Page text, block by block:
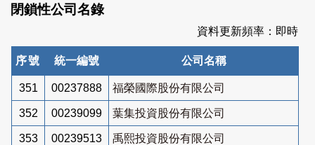
閉鎖性公司名錄
資料更新頻率：即時
序號 統一編號 公司名稱
351 00237888 福榮國際股份有限公司
352 00239099 葉集投資股份有限公司
353 00239513 禹熙投資股份有限公司